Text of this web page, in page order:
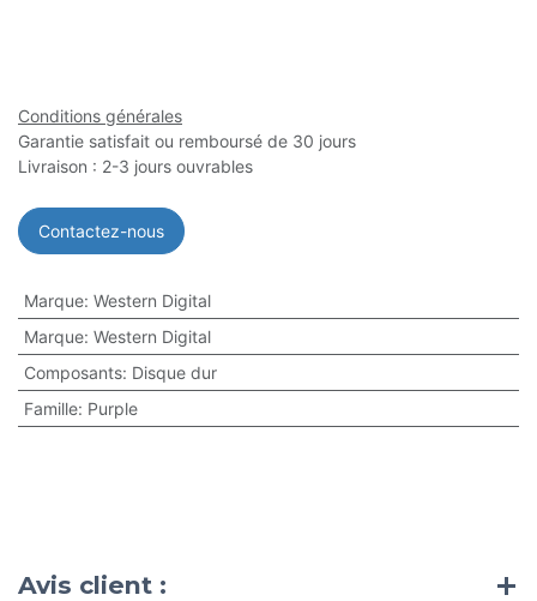
Conditions générales
Garantie satisfait ou remboursé de 30 jours
Livraison : 2-3 jours ouvrables
Contactez-nous
Marque: Western Digital
Marque: Western Digital
Composants: Disque dur
Famille: Purple
Avis client :